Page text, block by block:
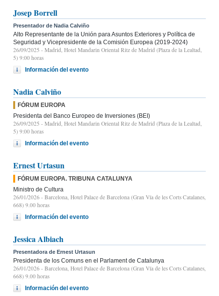
Josep Borrell
Presentador de Nadia Calviño
Alto Representante de la Unión para Asuntos Exteriores y Política de
Seguridad y Vicepresidente de la Comisión Europea (2019-2024)
26/09/2025 - Madrid, Hotel Mandarin Oriental Ritz de Madrid (Plaza de la Lealtad,
5) 9:00 horas
Información del evento
Nadia Calviño
FÓRUM EUROPA
Presidenta del Banco Europeo de Inversiones (BEI)
26/09/2025 - Madrid, Hotel Mandarin Oriental Ritz de Madrid (Plaza de la Lealtad,
5) 9:00 horas
Información del evento
Ernest Urtasun
FÓRUM EUROPA. TRIBUNA CATALUNYA
Ministro de Cultura
26/01/2026 - Barcelona, Hotel Palace de Barcelona (Gran Vía de les Corts Catalanes,
668) 9.00 horas
Información del evento
Jessica Albiach
Presentadora de Ernest Urtasun
Presidenta de los Comuns en el Parlament de Catalunya
26/01/2026 - Barcelona, Hotel Palace de Barcelona (Gran Vía de les Corts Catalanes,
668) 9.00 horas
Información del evento